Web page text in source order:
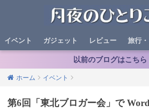
イベント ガジェット レビュー 旅行
以前のブログはこちら
ホーム イベント
第6回「東北ブロガー会」で